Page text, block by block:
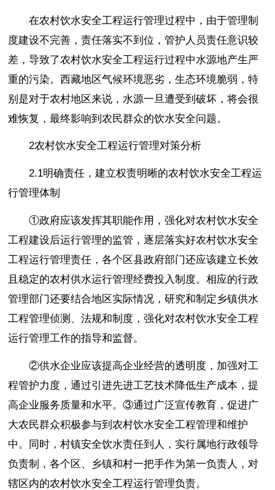
在农村饮水安全工程运行管理过程中，由于管理制
度建设不完善，责任落实不到位，管护人员责任意识较
差，导致了农村饮水安全工程运行过程中水源地产生严
重的污染。西藏地区气候环境恶劣，生态环境脆弱，特
别是对于农村地区来说，水源一旦遭受到破坏，将会很
难恢复，最终影响到农民群众的饮水安全问题。
2农村饮水安全工程运行管理对策分析
2.1明确责任，建立权责明晰的农村饮水安全工程运
行管理体制
①政府应该发挥其职能作用，强化对农村饮水安全
工程建设后运行管理的监管，逐层落实好农村饮水安全
工程运行管理责任，各个区县政府部门还应该建立长效
且稳定的农村供水运行管理经费投入制度。相应的行政
管理部门还要结合地区实际情况，研究和制定乡镇供水
工程管理侦测、法规和制度，强化对农村饮水安全工程
运行管理工作的指导和监督。
②供水企业应该提高企业经营的透明度，加强对工
程管护力度，通过引进先进工艺技术降低生产成本，提
高企业服务质量和水平。③通过广泛宣传教育，促进广
大农民群众积极参与到农村饮水安全工程管理和维护
中。同时，村镇安全饮水责任到人，实行属地行政领导
负责制，各个区、乡镇和村一把手作为第一负责人，对
辖区内的农村饮水安全工程运行管理负责。